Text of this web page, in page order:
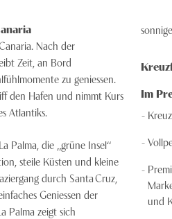
Nach der
Zeit, an Bord
zu geniessen.
den Hafen und nimmt Kurs
Atlantiks.
Palma, die „grüne Insel“
steile Küsten und kleine
durch Santa Cruz,
Geniessen der
Palma zeigt sich
Im
und